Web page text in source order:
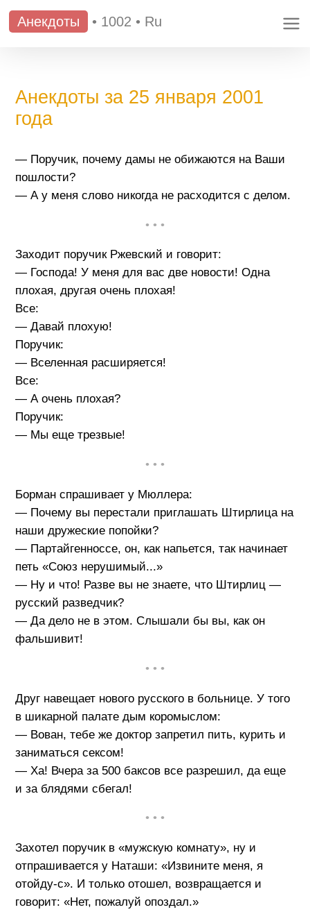
Анекдоты • 1002 • Ru
Анекдоты за 25 января 2001
года
— Поручик, почему дамы не обижаются на Ваши
пошлости?
— А у меня слово никогда не расходится с делом.
• • •
Заходит поручик Ржевский и говорит:
— Господа! У меня для вас две новости! Одна
плохая, другая очень плохая!
Все:
— Давай плохую!
Поручик:
— Вселенная расширяется!
Все:
— А очень плохая?
Поручик:
— Мы еще трезвые!
• • •
Борман спрашивает у Мюллера:
— Почему вы перестали приглашать Штирлица на
наши дружеские попойки?
— Партайгенноссе, он, как напьется, так начинает
петь «Союз нерушимый...»
— Ну и что! Разве вы не знаете, что Штирлиц —
русский разведчик?
— Да дело не в этом. Слышали бы вы, как он
фальшивит!
• • •
Друг навещает нового русского в больнице. У того
в шикарной палате дым коромыслом:
— Вован, тебе же доктор запретил пить, курить и
заниматься сексом!
— Ха! Вчера за 500 баксов все разрешил, да еще
и за блядями сбегал!
• • •
Захотел поручик в «мужскую комнату», ну и
отпрашивается у Наташи: «Извините меня, я
отойду-с». И только отошел, возвращается и
говорит: «Нет, пожалуй опоздал.»